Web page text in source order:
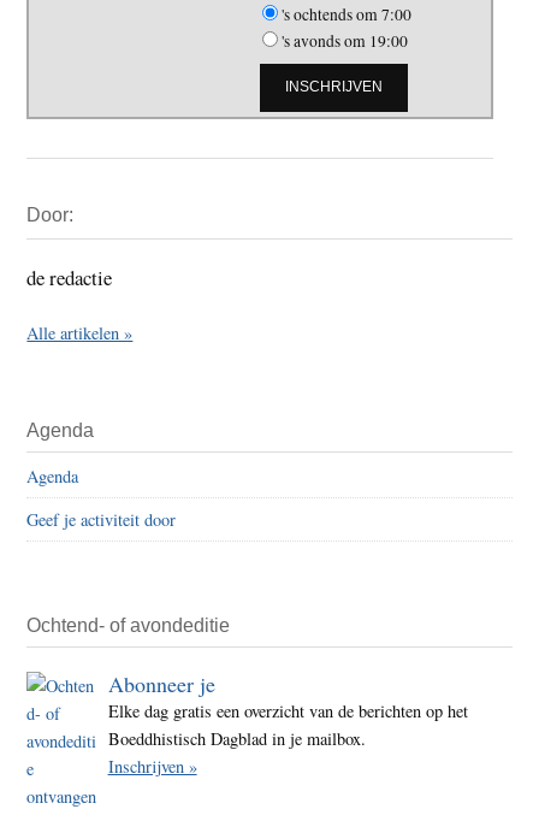
's ochtends om 7:00
's avonds om 19:00
Sidebar
Door:
de redactie
Alle artikelen »
Agenda
Agenda
Geef je activiteit door
Ochtend- of avondeditie
Abonneer je
Elke dag gratis een overzicht van de berichten op het
Boeddhistisch Dagblad in je mailbox.
Inschrijven »